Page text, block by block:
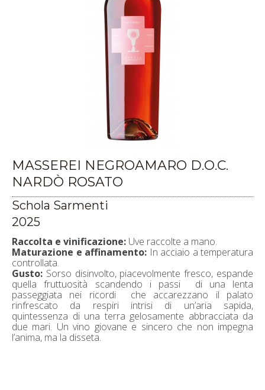
MASSEREI NEGROAMARO D.O.C.
NARDÒ ROSATO
Schola Sarmenti
2025
Raccolta e vinificazione: Uve raccolte a mano.
Maturazione e affinamento: In acciaio a temperatura
controllata.
Gusto: Sorso disinvolto, piacevolmente fresco, espande
quella fruttuosità scandendo i passi di una lenta
passeggiata nei ricordi che accarezzano il palato
rinfrescato da respiri intrisi di un’aria sapida,
quintessenza di una terra gelosamente abbracciata da
due mari. Un vino giovane e sincero che non impegna
l’anima, ma la disseta.